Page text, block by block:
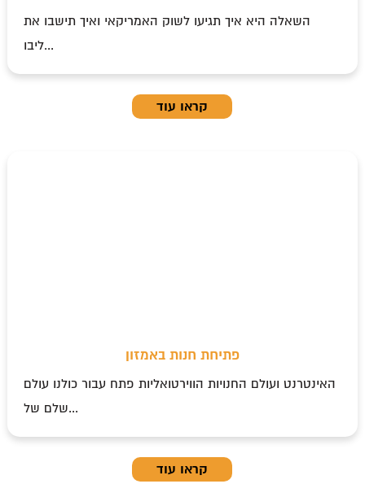
השאלה היא איך תגיעו לשוק האמריקאי ואיך תישבו את
ליבו...
קראו עוד
פתיחת חנות באמזון
האינטרנט ועולם החנויות הווירטואליות פתח עבור כולנו עולם
שלם של...
קראו עוד